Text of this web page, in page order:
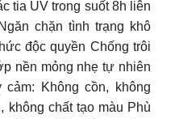
tia UV trong suốt 8h liên
chặn tình trạng khô
độc quyền Chống trôi
nền mỏng nhẹ tự nhiên
Không cồn, không
không chất tạo màu Phù